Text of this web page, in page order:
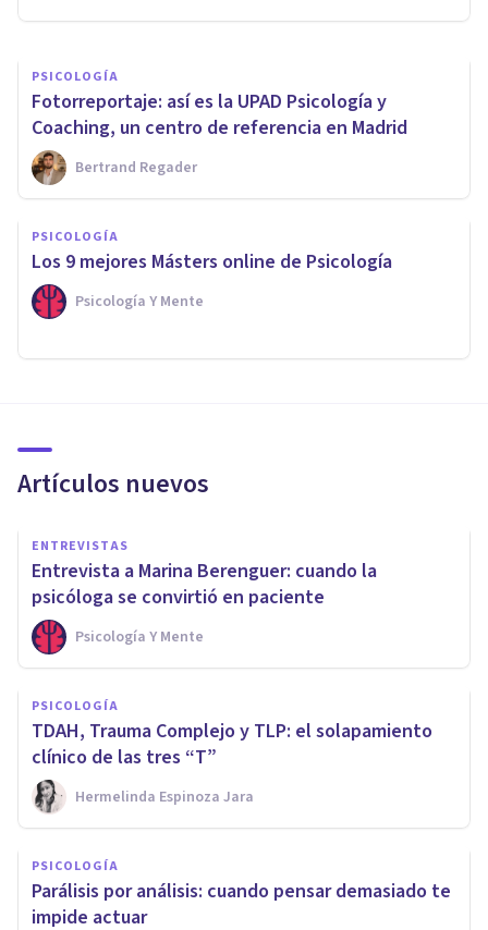
PSICOLOGÍA
Fotorreportaje: así es la UPAD Psicología y
Coaching, un centro de referencia en Madrid
Bertrand Regader
PSICOLOGÍA
Los 9 mejores Másters online de Psicología
Psicología Y Mente
Artículos nuevos
ENTREVISTAS
Entrevista a Marina Berenguer: cuando la
psicóloga se convirtió en paciente
Psicología Y Mente
PSICOLOGÍA
TDAH, Trauma Complejo y TLP: el solapamiento
clínico de las tres “T”
Hermelinda Espinoza Jara
PSICOLOGÍA
Parálisis por análisis: cuando pensar demasiado te
impide actuar